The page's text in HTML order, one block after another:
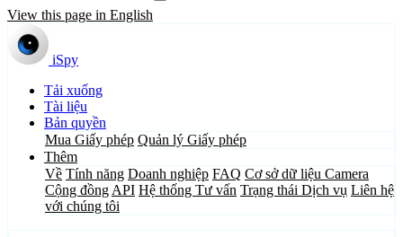
View this page in English
iSpy
Tải xuống
Tài liệu
Bản quyền
Mua Giấy phép Quản lý Giấy phép
Thêm
Về Tính năng Doanh nghiệp FAQ Cơ sở dữ liệu Camera
Cộng đồng API Hệ thống Tư vấn Trạng thái Dịch vụ Liên hệ
với chúng tôi